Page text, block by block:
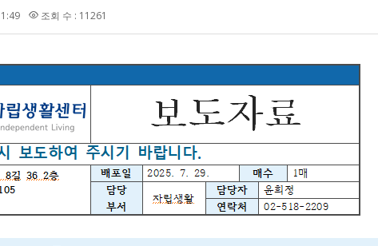
조회 수 : 11261